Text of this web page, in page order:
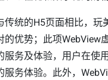
传统的H5页面相比，玩
的优势；此项WebView
服务及体验，用户在使
服务体验。此外，